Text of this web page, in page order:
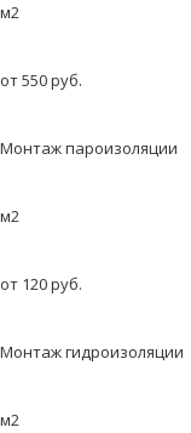
м2
от 550 руб.
Монтаж пароизоляции
м2
от 120 руб.
Монтаж гидроизоляции
м2